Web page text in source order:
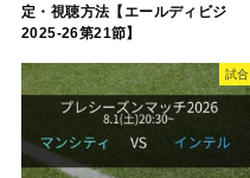
定・視聴方法【エールディビジ
2025-26第21節】
試合